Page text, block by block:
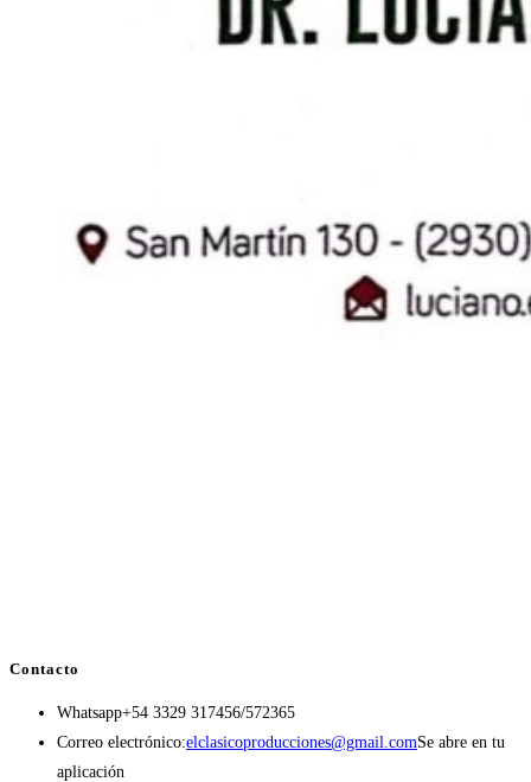
Contacto
Whatsapp+54 3329 317456/572365
Correo electrónico:elclasicoproducciones@gmail.comSe abre en tu
aplicación